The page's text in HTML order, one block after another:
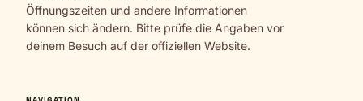
Öffnungszeiten und andere Informationen
können sich ändern. Bitte prüfe die Angaben vor
deinem Besuch auf der offiziellen Website.